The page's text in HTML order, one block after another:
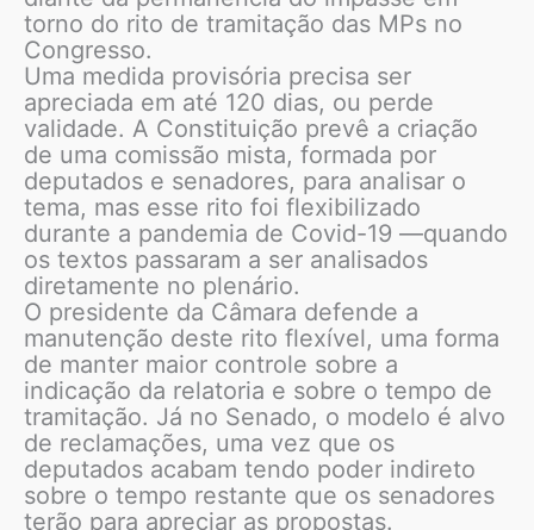
torno do rito de tramitação das MPs no
Congresso.
Uma medida provisória precisa ser
apreciada em até 120 dias, ou perde
validade. A Constituição prevê a criação
de uma comissão mista, formada por
deputados e senadores, para analisar o
tema, mas esse rito foi flexibilizado
durante a pandemia de Covid-19 —quando
os textos passaram a ser analisados
diretamente no plenário.
O presidente da Câmara defende a
manutenção deste rito flexível, uma forma
de manter maior controle sobre a
indicação da relatoria e sobre o tempo de
tramitação. Já no Senado, o modelo é alvo
de reclamações, uma vez que os
deputados acabam tendo poder indireto
sobre o tempo restante que os senadores
terão para apreciar as propostas.